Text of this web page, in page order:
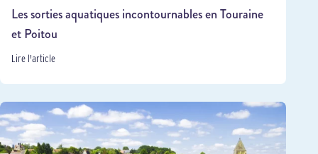
Les sorties aquatiques incontournables en Touraine
et Poitou
Lire l'article